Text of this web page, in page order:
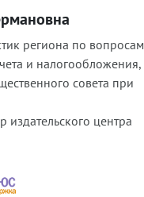
региона по вопросам
и налогообложения,
совета при
издательского центра